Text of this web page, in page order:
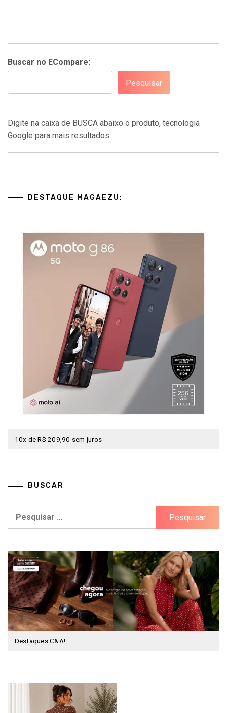
Buscar no ECompare:
Pesquisar
Digite na caixa de BUSCA abaixo o produto, tecnologia
Google para mais resultados:
DESTAQUE MAGAEZU:
10x de R$ 209,90 sem juros
BUSCAR
Pesquisar
Destaques C&A!